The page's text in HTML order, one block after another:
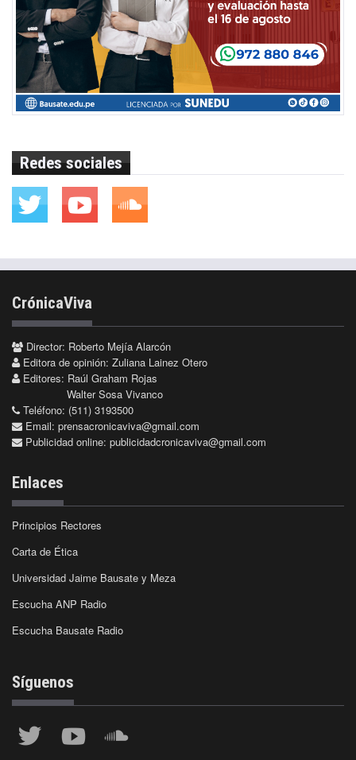
Redes sociales
CrónicaViva
Director: Roberto Mejía Alarcón
Editora de opinión: Zuliana Lainez Otero
Editores: Raúl Graham Rojas
Walter Sosa Vivanco
Teléfono: (511) 3193500
Email: prensacronicaviva@gmail.com
Publicidad online: publicidadcronicaviva@gmail.com
Enlaces
Principios Rectores
Carta de Ética
Universidad Jaime Bausate y Meza
Escucha ANP Radio
Escucha Bausate Radio
Síguenos